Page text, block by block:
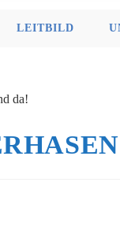
LEITBILD